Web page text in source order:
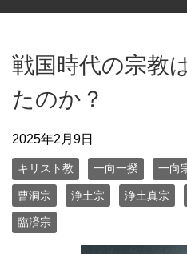
戦国時代の宗教
たのか？
2025年2月9日
キリスト教 一向一揆 一向
曹洞宗 浄土宗 浄土真宗
臨済宗